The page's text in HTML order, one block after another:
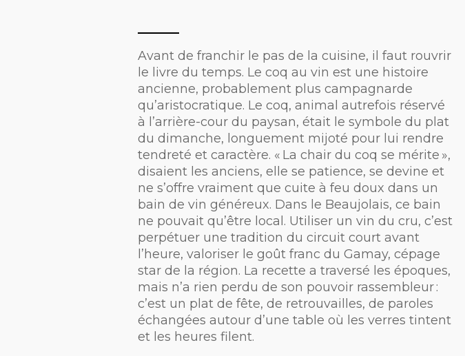
Avant de franchir le pas de la cuisine, il faut rouvrir
le livre du temps. Le coq au vin est une histoire
ancienne, probablement plus campagnarde
qu’aristocratique. Le coq, animal autrefois réservé
à l’arrière-cour du paysan, était le symbole du plat
du dimanche, longuement mijoté pour lui rendre
tendreté et caractère. « La chair du coq se mérite »,
disaient les anciens, elle se patience, se devine et
ne s’offre vraiment que cuite à feu doux dans un
bain de vin généreux. Dans le Beaujolais, ce bain
ne pouvait qu’être local. Utiliser un vin du cru, c’est
perpétuer une tradition du circuit court avant
l’heure, valoriser le goût franc du Gamay, cépage
star de la région. La recette a traversé les époques,
mais n’a rien perdu de son pouvoir rassembleur :
c’est un plat de fête, de retrouvailles, de paroles
échangées autour d’une table où les verres tintent
et les heures filent.